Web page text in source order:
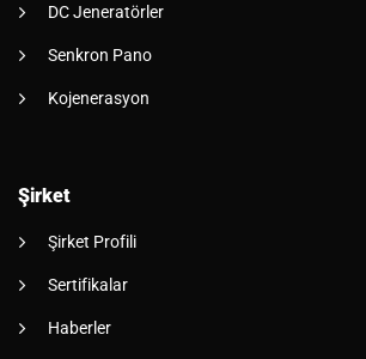
DC Jeneratörler
Senkron Pano
Kojenerasyon
Şirket
Şirket Profili
Sertifikalar
Haberler